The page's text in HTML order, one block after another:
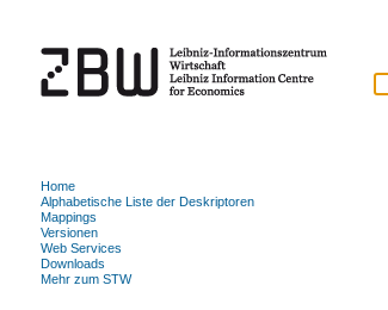
Home
Alphabetische Liste der Deskriptoren
Mappings
Versionen
Web Services
Downloads
Mehr zum STW